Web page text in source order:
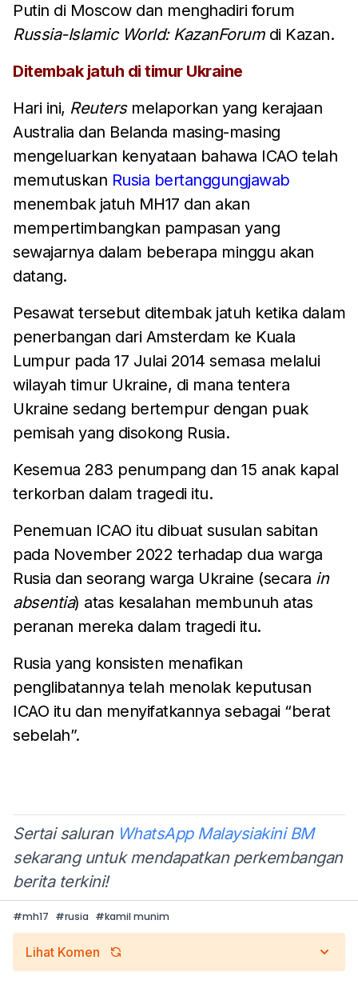
Putin di Moscow dan menghadiri forum
Russia-Islamic World: KazanForumdi Kazan.
Ditembak jatuh di timur Ukraine
Hari ini, Reutersmelaporkan yang kerajaan
Australia dan Belanda masing-masing
mengeluarkan kenyataan bahawa ICAO telah
memutuskan Rusia bertanggungjawab
menembak jatuh MH17 dan akan
mempertimbangkan pampasan yang
sewajarnya dalam beberapa minggu akan
datang.
Pesawat tersebut ditembak jatuh ketika dalam
penerbangan dari Amsterdam ke Kuala
Lumpur pada 17 Julai 2014 semasa melalui
wilayah timur Ukraine, di mana tentera
Ukraine sedang bertempur dengan puak
pemisah yang disokong Rusia.
Kesemua 283 penumpang dan 15 anak kapal
terkorban dalam tragedi itu.
Penemuan ICAO itu dibuat susulan sabitan
pada November 2022 terhadap dua warga
Rusia dan seorang warga Ukraine (secara in
absentia) atas kesalahan membunuh atas
peranan mereka dalam tragedi itu.
Rusia yang konsisten menafikan
penglibatannya telah menolak keputusan
ICAO itu dan menyifatkannya sebagai “berat
sebelah”.
Sertai saluran WhatsApp Malaysiakini BM
sekarang untuk mendapatkan perkembangan
berita terkini!
#mh17 #rusia #kamil munim
Lihat Komen